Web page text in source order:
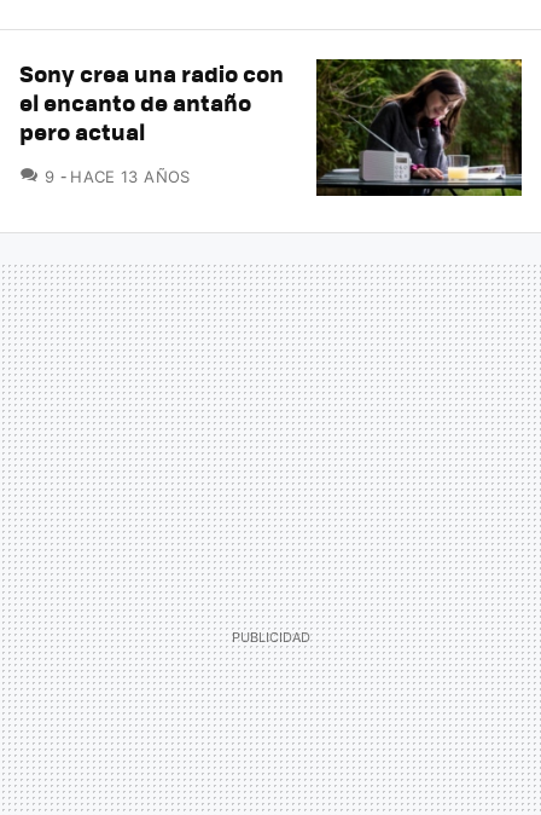
Sony crea una radio con
el encanto de antaño
pero actual
9 COMENTARIOS
HACE 13 AÑOS